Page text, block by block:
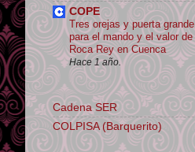
COPE
Tres orejas y puerta grande
para el mando y el valor de
Roca Rey en Cuenca
Hace 1 año.
Cadena SER
COLPISA (Barquerito)